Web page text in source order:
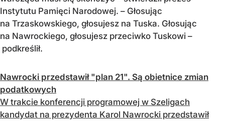
Instytutu Pamięci Narodowej. – Głosując
na Trzaskowskiego, głosujesz na Tuska. Głosując
na Nawrockiego, głosujesz przeciwko Tuskowi –
podkreślił.
Nawrocki przedstawił "plan 21". Są obietnice zmian
podatkowych
W trakcie konferencji programowej w Szeligach
kandydat na prezydenta Karol Nawrocki przedstawił